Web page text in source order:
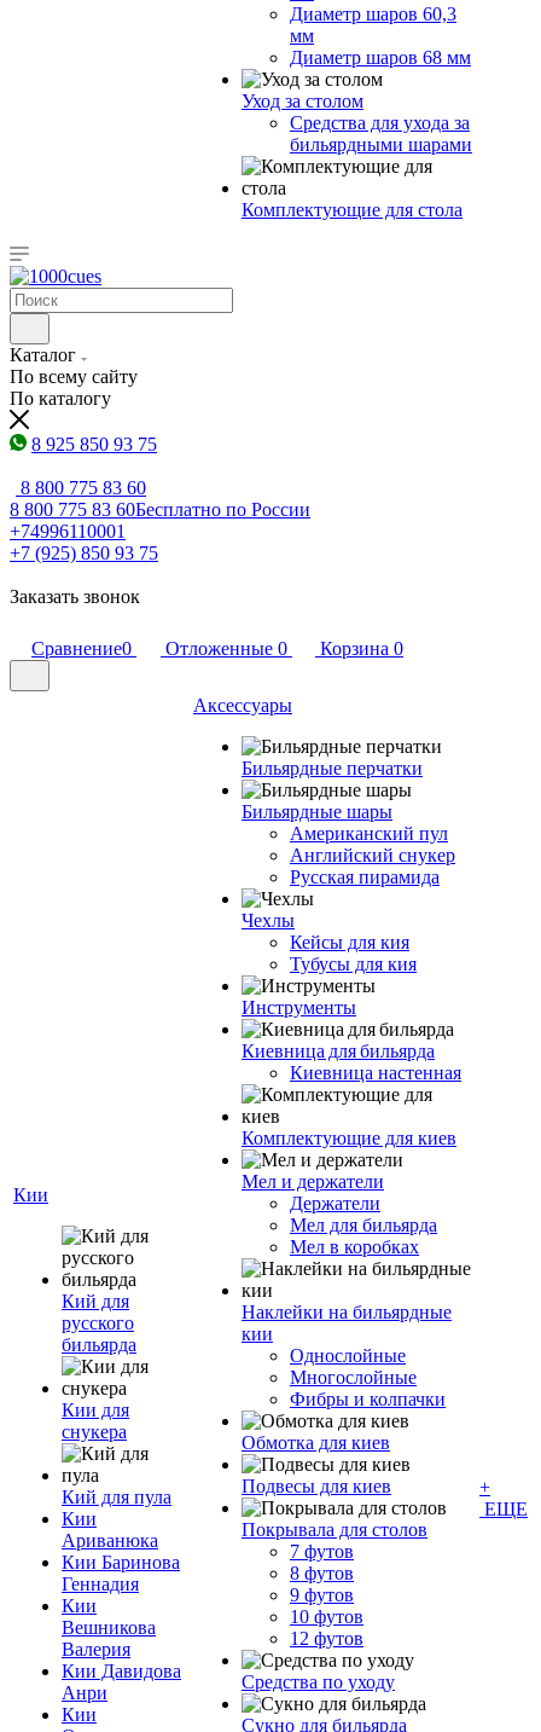
Диаметр шаров 60,3
мм
Диаметр шаров 68 мм
Уход за столом
Средства для ухода за
бильярдными шарами
Комплектующие для стола
Каталог
По всему сайту
По каталогу
8 925 850 93 75
8 800 775 83 60
8 800 775 83 60Бесплатно по России
+74996110001
+7 (925) 850 93 75
Заказать звонок
Сравнение0 Отложенные 0 Корзина 0
Кии
Кий для
русского
бильярда
Кии для
снукера
Кий для пула
Кии
Ариванюка
Кии Баринова
Геннадия
Кии
Вешникова
Валерия
Кии Давидова
Анри
Кии
Аксессуары
Бильярдные перчатки
Бильярдные шары
Американский пул
Английский снукер
Русская пирамида
Чехлы
Кейсы для кия
Тубусы для кия
Инструменты
Киевница для бильярда
Киевница настенная
Комплектующие для киев
Мел и держатели
Держатели
Мел для бильярда
Мел в коробках
Наклейки на бильярдные
кии
Однослойные
Многослойные
Фибры и колпачки
Обмотка для киев
Подвесы для киев
Покрывала для столов
7 футов
8 футов
9 футов
10 футов
12 футов
Средства по уходу
Сукно для бильярда
+
ЕЩЕ